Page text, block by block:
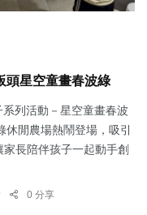
頭星空童畫春波綠
系列活動－星空童畫春波
閒農場熱鬧登場，吸引
長陪伴孩子一起動手創
0 分享